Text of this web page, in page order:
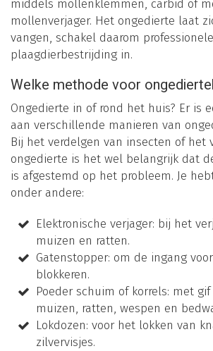
middels mollenklemmen, carbid of
mollenverjager. Het ongedierte laat
vangen, schakel daarom professionele
plaagdierbestrijding in.
Welke methode voor
Ongedierte in of rond het huis? Er is
aan verschillende manieren van
Bij het verdelgen van insecten of het
ongedierte is het wel belangrijk dat
is afgestemd op het probleem. Je
onder andere:
Elektronische verjager: bij het
muizen en ratten.
Gatenstopper: om de ingang
blokkeren.
Poeder schuim of korrels: met
muizen, ratten, wespen en
Lokdozen: voor het lokken van
zilvervisjes.